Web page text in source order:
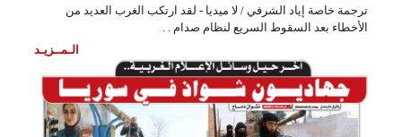
ترجمة خاصة إياد الشرفي / لا ميديا - لقد ارتكب الغرب العديد من
الأخطاء بعد السقوط السريع لنظام صدام . .
الـمــزيـد